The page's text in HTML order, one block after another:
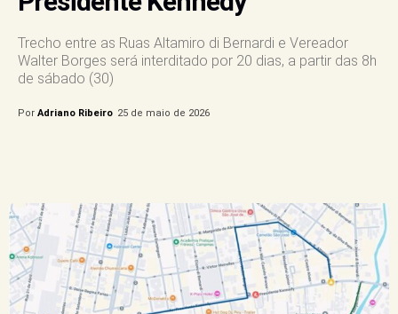
Trecho entre as Ruas Altamiro di Bernardi e Vereador
Walter Borges será interditado por 20 dias, a partir das 8h
de sábado (30)
Por Adriano Ribeiro 25 de maio de 2026